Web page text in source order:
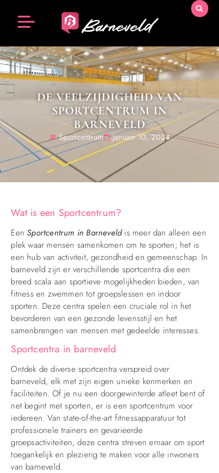
DE VEELZIJDIGHEID VAN
SPORTCENTRUM IN
BARNEVELD
Sportcentrum Januari 10, 2024
Wat is een Sportcentrum?
EenSportcentrum in Barneveldis meer dan alleen een
plek waar mensen samenkomen om te sporten; het is
een hub van activiteit, gezondheid en gemeenschap. In
barneveld zijn er verschillende sportcentra die een
breed scala aan sportieve mogelijkheden bieden, van
fitness en zwemmen tot groepslessen en indoor
sporten. Deze centra spelen een cruciale rol in het
bevorderen van een gezonde levensstijl en het
samenbrengen van mensen met gedeelde interesses.
Sportcentra in barneveld
Ontdek de diverse sportcentra verspreid over
barneveld, elk met zijn eigen unieke kenmerken en
faciliteiten. Of je nu een doorgewinterde atleet bent of
net begint met sporten, er is een sportcentrum voor
iedereen. Van state-of-the-art fitnessapparatuur tot
professionele trainers en gevarieerde
groepsactiviteiten, deze centra streven ernaar om sport
toegankelijk en plezierig te maken voor alle inwoners
van barneveld.